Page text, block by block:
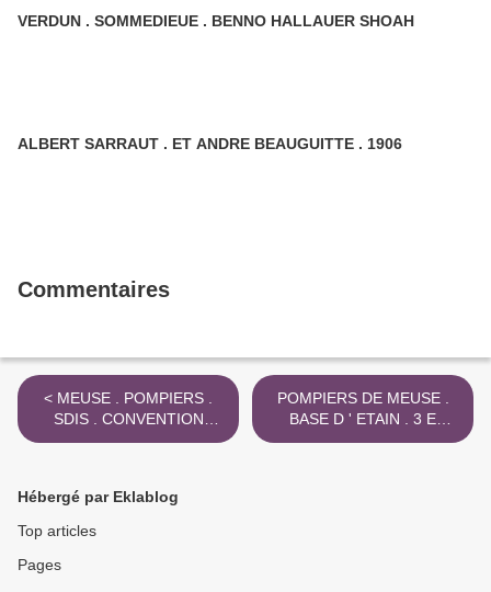
VERDUN . SOMMEDIEUE . BENNO HALLAUER SHOAH
ALBERT SARRAUT . ET ANDRE BEAUGUITTE . 1906
Commentaires
< MEUSE . POMPIERS .
SDIS . CONVENTION
ETAIN 3 E REGIMENT HEL
POMPIERS DE MEUSE .
BASE D ' ETAIN . 3 E
REGIMENT
Hébergé par Eklablog
Top articles
Pages